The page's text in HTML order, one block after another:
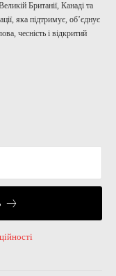
Британії, Канаді та
яка підтримує, об’єднує
чесність і відкритий